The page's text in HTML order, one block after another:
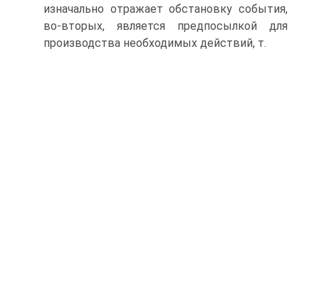
изначально отражает обстановку события,
во-вторых, является предпосылкой для
производства необходимых действий, т.